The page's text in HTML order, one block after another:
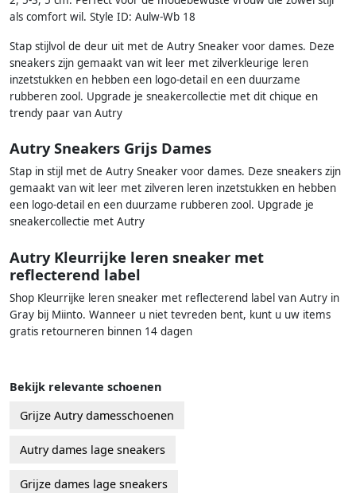
als comfort wil. Style ID: Aulw-Wb 18
Stap stijlvol de deur uit met de Autry Sneaker voor dames. Deze
sneakers zijn gemaakt van wit leer met zilverkleurige leren
inzetstukken en hebben een logo-detail en een duurzame
rubberen zool. Upgrade je sneakercollectie met dit chique en
trendy paar van Autry
Autry Sneakers Grijs Dames
Stap in stijl met de Autry Sneaker voor dames. Deze sneakers zijn
gemaakt van wit leer met zilveren leren inzetstukken en hebben
een logo-detail en een duurzame rubberen zool. Upgrade je
sneakercollectie met Autry
Autry Kleurrijke leren sneaker met
reflecterend label
Shop Kleurrijke leren sneaker met reflecterend label van Autry in
Gray bij Miinto. Wanneer u niet tevreden bent, kunt u uw items
gratis retourneren binnen 14 dagen
Bekijk relevante schoenen
Grijze Autry damesschoenen
Autry dames lage sneakers
Grijze dames lage sneakers